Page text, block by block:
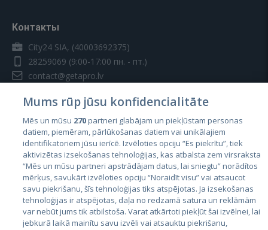
Контакты
City24 SIA, (40003692375)
28259069 (9:00-17:00 пн. - пт.)
contact@getapro.lv
Страны
Эстония
Латвия
Литва
Mums rūp jūsu konfidencialitāte
Mēs un mūsu 270partneri glabājam un piekļūstam personas
datiem, piemēram, pārlūkošanas datiem vai unikālajiem
identifikatoriem jūsu ierīcē. Izvēloties opciju “Es piekrītu”, tiek
aktivizētas izsekošanas tehnoloģijas, kas atbalsta zem virsraksta
“Mēs un mūsu partneri apstrādājam datus, lai sniegtu” norādītos
mērķus, savukārt izvēloties opciju “Noraidīt visu” vai atsaucot
savu piekrišanu, šīs tehnoloģijas tiks atspējotas. Ja izsekošanas
tehnoloģijas ir atspējotas, daļa no redzamā satura un reklāmām
var nebūt jums tik atbilstoša. Varat atkārtoti piekļūt šai izvēlnei, lai
jebkurā laikā mainītu savu izvēli vai atsauktu piekrišanu,